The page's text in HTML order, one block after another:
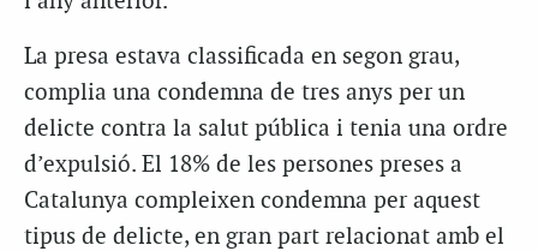
La presa estava classificada en segon grau,
complia una condemna de tres anys per un
delicte contra la salut pública i tenia una ordre
d’expulsió. El 18% de les persones preses a
Catalunya compleixen condemna per aquest
tipus de delicte, en gran part relacionat amb el